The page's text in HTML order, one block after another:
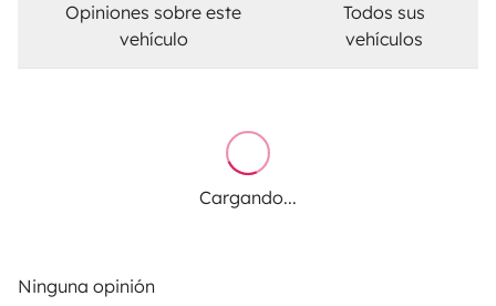
Opiniones sobre este
vehículo
Todos sus
vehículos
Cargando...
Ninguna opinión